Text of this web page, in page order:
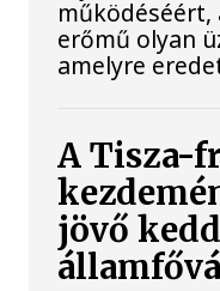
működéséért,
erőmű olyan
amelyre
A Tisza-
jövő